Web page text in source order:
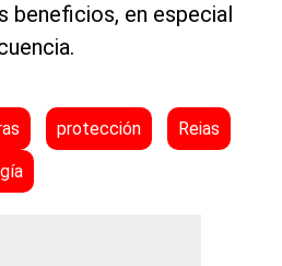
beneficios, en especial
protección Reias